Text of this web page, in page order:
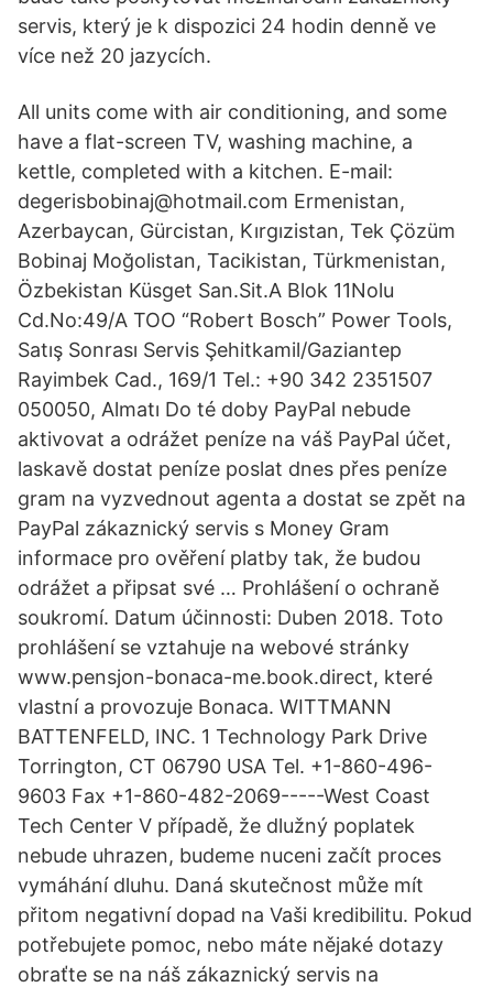
servis, který je k dispozici 24 hodin denně ve
více než 20 jazycích.
All units come with air conditioning, and some
have a flat-screen TV, washing machine, a
kettle, completed with a kitchen. E-mail:
degerisbobinaj@hotmail.com Ermenistan,
Azerbaycan, Gürcistan, Kırgızistan, Tek Çözüm
Bobinaj Moğolistan, Tacikistan, Türkmenistan,
Özbekistan Küsget San.Sit.A Blok 11Nolu
Cd.No:49/A TOO “Robert Bosch” Power Tools,
Satış Sonrası Servis Şehitkamil/Gaziantep
Rayimbek Cad., 169/1 Tel.: +90 342 2351507
050050, Almatı Do té doby PayPal nebude
aktivovat a odrážet peníze na váš PayPal účet,
laskavě dostat peníze poslat dnes přes peníze
gram na vyzvednout agenta a dostat se zpět na
PayPal zákaznický servis s Money Gram
informace pro ověření platby tak, že budou
odrážet a připsat své … Prohlášení o ochraně
soukromí. Datum účinnosti: Duben 2018. Toto
prohlášení se vztahuje na webové stránky
www.pensjon-bonaca-me.book.direct, které
vlastní a provozuje Bonaca. WITTMANN
BATTENFELD, INC. 1 Technology Park Drive
Torrington, CT 06790 USA Tel. +1-860-496-
9603 Fax +1-860-482-2069-----West Coast
Tech Center V případě, že dlužný poplatek
nebude uhrazen, budeme nuceni začít proces
vymáhání dluhu. Daná skutečnost může mít
přitom negativní dopad na Vaši kredibilitu. Pokud
potřebujete pomoc, nebo máte nějaké dotazy
obraťte se na náš zákaznický servis na